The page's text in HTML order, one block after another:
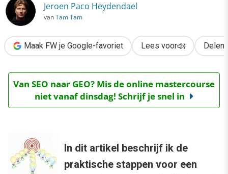
Jeroen Paco Heydendael
vanTam Tam
Maak FW je Google-favoriet Lees voor Delen
Van SEO naar GEO? Mis de online mastercourse
niet vanaf dinsdag! Schrijf je snel in
In dit artikel beschrijf ik de
praktische stappen voor een